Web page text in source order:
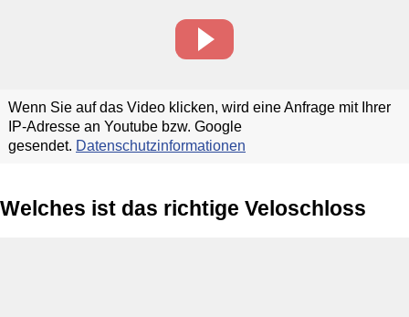
Wenn Sie auf das Video klicken, wird eine Anfrage mit Ihrer
IP-Adresse an Youtube bzw. Google
gesendet. Datenschutzinformationen
Welches ist das richtige Veloschloss